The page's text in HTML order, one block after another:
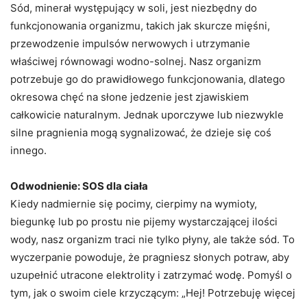
Sód, minerał występujący w soli, jest niezbędny do
funkcjonowania organizmu, takich jak skurcze mięśni,
przewodzenie impulsów nerwowych i utrzymanie
właściwej równowagi wodno-solnej. Nasz organizm
potrzebuje go do prawidłowego funkcjonowania, dlatego
okresowa chęć na słone jedzenie jest zjawiskiem
całkowicie naturalnym. Jednak uporczywe lub niezwykle
silne pragnienia mogą sygnalizować, że dzieje się coś
innego.
Odwodnienie: SOS dla ciała
Kiedy nadmiernie się pocimy, cierpimy na wymioty,
biegunkę lub po prostu nie pijemy wystarczającej ilości
wody, nasz organizm traci nie tylko płyny, ale także sód. To
wyczerpanie powoduje, że pragniesz słonych potraw, aby
uzupełnić utracone elektrolity i zatrzymać wodę. Pomyśl o
tym, jak o swoim ciele krzyczącym: „Hej! Potrzebuję więcej